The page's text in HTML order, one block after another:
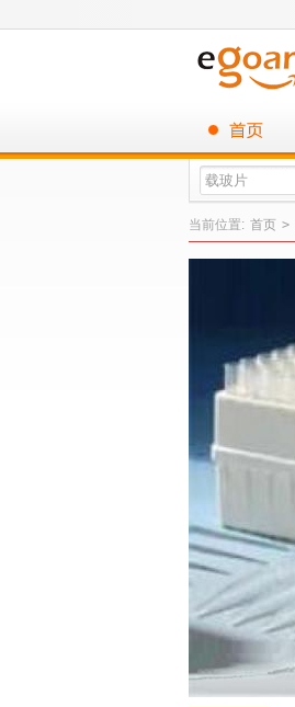
当前位置: 首页 >